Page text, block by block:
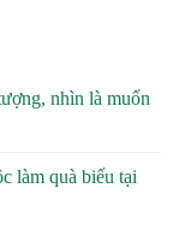
nhìn là muốn
làm quà biếu tại